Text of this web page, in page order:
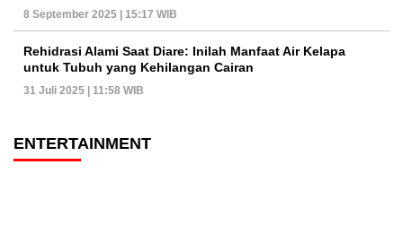
8 September 2025 | 15:17 WIB
Rehidrasi Alami Saat Diare: Inilah Manfaat Air Kelapa
untuk Tubuh yang Kehilangan Cairan
31 Juli 2025 | 11:58 WIB
ENTERTAINMENT